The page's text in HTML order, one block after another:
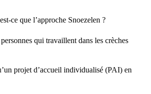
ce que l’approche Snoezelen ?
qui travaillent dans les crèches
projet d’accueil individualisé (PAI) en